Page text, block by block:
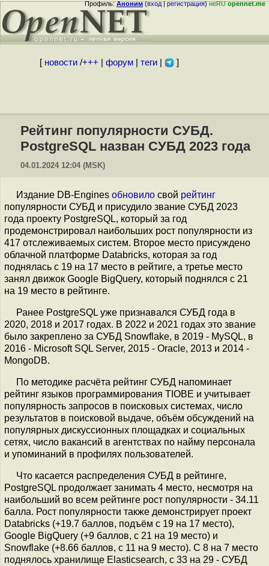
Профиль:Аноним(вход|регистрация)неRUopennet.me
[ новости/+++ форум| теги| ]
Рейтинг популярности СУБД.
PostgreSQL назван СУБД 2023 года
04.01.2024 12:04 (MSK)
Издание DB-Engines обновило свой рейтинг
популярности СУБД и присудило звание СУБД 2023
года проекту PostgreSQL, который за год
продемонстрировал наибольших рост популярности из
417 отслеживаемых систем. Второе место присуждено
облачной платформе Databricks, которая за год
поднялась с 19 на 17 место в рейтиге, а третье место
занял движок Google BigQuery, который поднялся с 21
на 19 место в рейтинге.
Ранее PostgreSQL уже признавался СУБД года в
2020, 2018 и 2017 годах. В 2022 и 2021 годах это звание
было закреплено за СУБД Snowflake, в 2019 - MySQL, в
2016 - Microsoft SQL Server, 2015 - Oracle, 2013 и 2014 -
MongoDB.
По методике расчёта рейтинг СУБД напоминает
рейтинг языков программирования TIOBE и учитывает
популярность запросов в поисковых системах, число
результатов в поисковой выдаче, объём обсуждений на
популярных дискуссионных площадках и социальных
сетях, число вакансий в агентствах по найму персонала
и упоминаний в профилях пользователей.
Что касается распределения СУБД в рейтинге,
PostgreSQL продолжает занимать 4 место, несмотря на
наибольший во всем рейтинге рост популярности - 34.11
балла. Рост популярности также демонстрирует проект
Databricks (+19.7 баллов, подъём с 19 на 17 место),
Google BigQuery (+9 баллов, с 21 на 19 место) и
Snowflake (+8.66 баллов, с 11 на 9 место). C 8 на 7 место
поднялось хранилище Elasticsearch, с 33 на 29 - СУБД